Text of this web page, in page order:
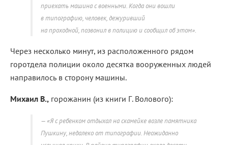
приехать машина с военными. Когда они вошли
в типографию, человек, дежуривший
на проходной, позвонил в полицию и сообщил об этом».
Через несколько минут, из расположенного рядом
горотдела полиции около десятка вооруженных людей
направилось в сторону машины.
Михаил В., горожанин (из книги Г. Волового):
«Я с ребенком отдыхал на скамейке возле памятника
Пушкину, недалеко от типографии. Неожиданно